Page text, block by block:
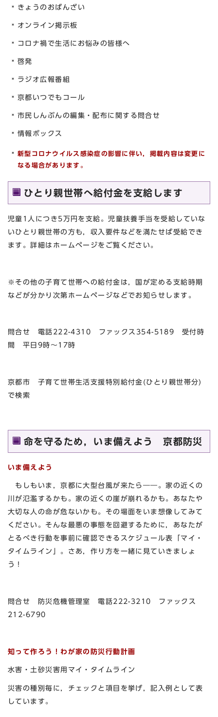
きょうのおばんざい
オンライン掲示板
コロナ禍で生活にお悩みの皆様へ
啓発
ラジオ広報番組
京都いつでもコール
市民しんぶんの編集・配布に関する問合せ
情報ボックス
新型コロナウイルス感染症の影響に伴い，掲載内容は変更に
なる場合があります。
ひとり親世帯へ給付金を支給します
児童1人につき5万円を支給。児童扶養手当を受給していな
いひとり親世帯の方も，収入要件などを満たせば受給でき
ます。詳細はホームページをご覧ください。
※その他の子育て世帯への給付金は，国が定める支給時期
などが分かり次第ホームページなどでお知らせします。
問合せ 電話222-4310 ファックス354-5189 受付時
間 平日9時～17時
京都市 子育て世帯生活支援特別給付金(ひとり親世帯分)
で検索
命を守るため，いま備えよう 京都防災
いま備えよう
もしもいま，京都に大型台風が来たら――。家の近くの
川が氾濫するかも。家の近くの崖が崩れるかも。あなたや
大切な人の命が危ないかも。その場面をいま想像してみて
ください。そんな最悪の事態を回避するために，あなたが
とるべき行動を事前に確認できるスケジュール表「マイ・
タイムライン」。さあ，作り方を一緒に見ていきましょ
う！
問合せ 防災危機管理室 電話222-3210 ファックス
212-6790
知って作ろう！わが家の防災行動計画
水害・土砂災害用マイ・タイムライン
災害の種別毎に，チェックと項目を挙げ，記入例として表
しています。